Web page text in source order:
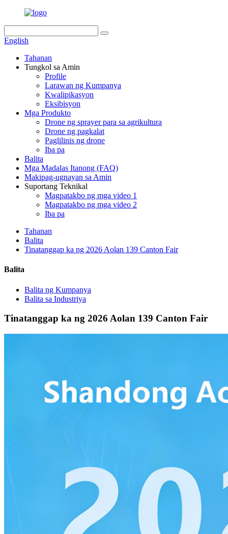
English
Tahanan
Tungkol sa Amin
Profile
Larawan ng Kumpanya
Kwalipikasyon
Eksibisyon
Mga Produkto
Drone ng sprayer para sa agrikultura
Drone ng pagkalat
Paglilinis ng drone
Iba pa
Balita
Mga Madalas Itanong (FAQ)
Makipag-ugnayan sa Amin
Suportang Teknikal
Magpatakbo ng mga video 1
Magpatakbo ng mga video 2
Iba pa
Tahanan
Balita
Tinatanggap ka ng 2026 Aolan 139 Canton Fair
Balita
Balita ng Kumpanya
Balita sa Industriya
Tinatanggap ka ng 2026 Aolan 139 Canton Fair